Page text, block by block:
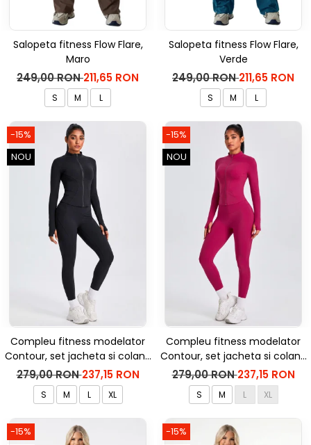
Salopeta fitness Flow Flare,
Maro
249,00 RON211,65 RON
S M L
Salopeta fitness Flow Flare,
Verde
249,00 RON211,65 RON
S M L
-15%
NOU
Compleu fitness modelator
Contour, set jacheta si colanti
cu talie inalta, Negru
279,00 RON237,15 RON
S M L XL
-15%
NOU
Compleu fitness modelator
Contour, set jacheta si colanti
cu talie inalta, Rosu Aprins
279,00 RON237,15 RON
S M L XL
-15%
-15%